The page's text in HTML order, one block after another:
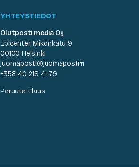
YHTEYSTIEDOT
Olutposti media Oy
Epicenter, Mikonkatu 9
00100 Helsinki
juomaposti@juomaposti.fi
+358 40 218 41 79
Peruuta tilaus